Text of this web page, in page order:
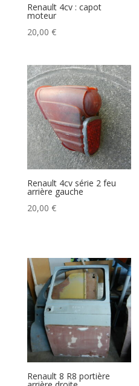
Renault 4cv : capot
moteur
20,00 €
Renault 4cv série 2 feu
arrière gauche
20,00 €
Renault 8 R8 portière